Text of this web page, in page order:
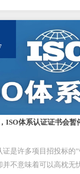
ISO体系认证证书会暂
证是许多项目招投标的
并不意味着可以高枕无